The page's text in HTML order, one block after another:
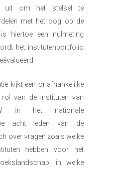
uit om het stelsel te
met het oog op de
hiertoe een nulmeting
het institutenportfolio
kijkt een onafhankelijke
van de instituten van
in het nationale
acht leden van de
over vragen zoals welke
hebben voor het
in welke